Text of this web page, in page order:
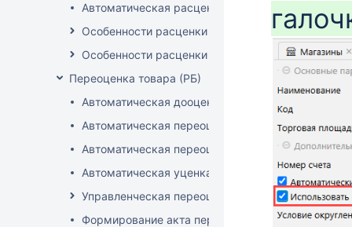
Автоматическая расценка при проведении
Особенности расценки в РБ
Особенности расценки РФ
Переоценка товара (РБ)
Автоматическая дооценка товаров
Автоматическая переоценка акционного товара
Автоматическая переоценка по прайсам и
Автоматическая уценка товаров
Управленческая переоценка
Формирование акта переоценки